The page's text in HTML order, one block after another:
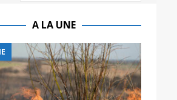
A LA UNE